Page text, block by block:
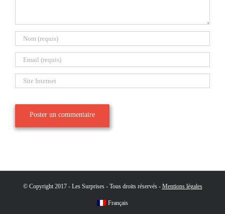
© Copyright 2017 - Les Surprises - Tous droits réservés - Mentions légales
Français